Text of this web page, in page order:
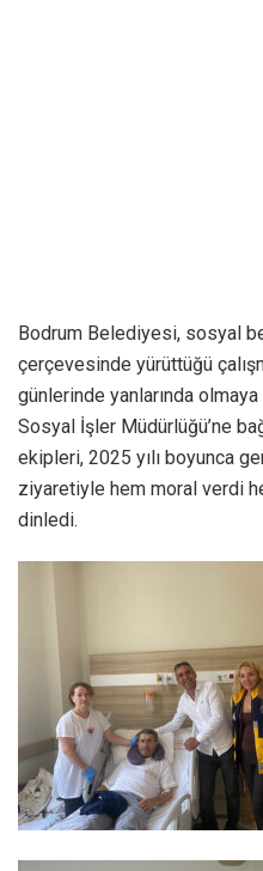
Bodrum Belediyesi, sosyal
çerçevesinde yürüttüğü
günlerinde yanlarında
Sosyal İşler Müdürlüğü’ne
ekipleri, 2025 yılı boyunca
ziyaretiyle hem moral verdi
dinledi.